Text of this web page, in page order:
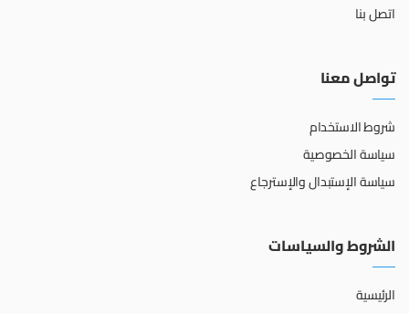
اتصل بنا
تواصل معنا
شروط الاستخدام
سياسة الخصوصية
سياسة الإستبدال والإسترجاع
الشروط والسياسات
الرئيسية